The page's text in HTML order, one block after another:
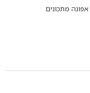
אפונה מתכונים